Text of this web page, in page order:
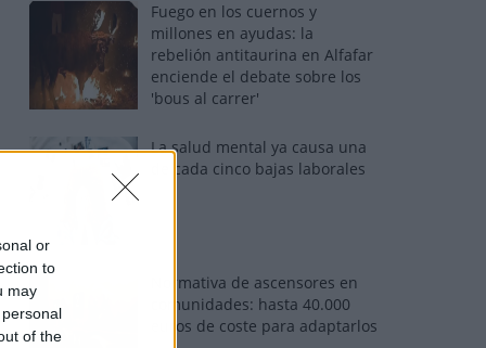
or
to
may
of the
Fuego en los cuernos y
millones en ayudas: la
rebelión antitaurina en Alfafar
enciende el debate sobre los
'bous al carrer'
La salud mental ya causa una
de cada cinco bajas laborales
Normativa de ascensores en
comunidades: hasta 40.000
euros de coste para adaptarlos